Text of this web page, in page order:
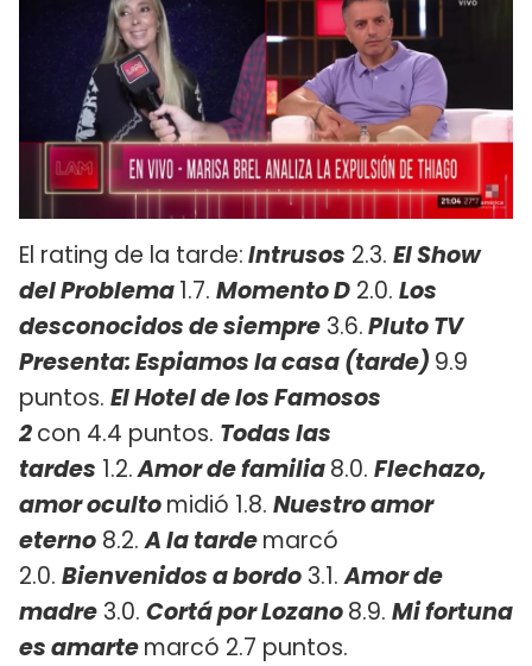
El rating de la tarde:Intrusos 2.3. El Show
del Problema1.7. Momento D 2.0. Los
desconocidos de siempre 3.6.Pluto TV
Presenta: Espiamos la casa (tarde) 9.9
puntos. El Hotel de los Famosos
2con 4.4 puntos. Todas las
tardes 1.2.Amor de familia8.0. Flechazo,
amor ocultomidió 1.8. Nuestro amor
eterno 8.2.A la tardemarcó
2.0. Bienvenidos a bordo 3.1.Amor de
madre 3.0. Cortá por Lozano8.9. Mi fortuna
es amartemarcó 2.7 puntos.